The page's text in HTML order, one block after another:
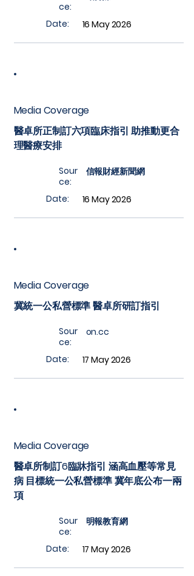
ce:
Date: 16 May 2026
Media Coverage
醫卓所正制訂六項臨床指引 助推動更合
理醫療安排
Sour
ce:
信報財經新聞網
Date: 16 May 2026
Media Coverage
冀統一公私營標準 醫卓所研訂指引
Sour
ce:
on.cc
Date: 17 May 2026
Media Coverage
醫卓所制訂6臨牀指引 涵高血壓等常見
病 目標統一公私營標準 冀年底公布一兩
項
Sour
ce:
明報教育網
Date: 17 May 2026